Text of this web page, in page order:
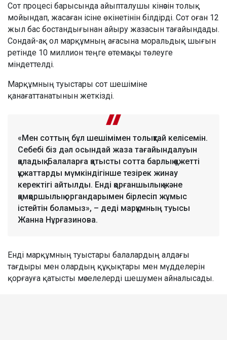
Сот процесі барысында айыпталушы кінәсін толық
мойындап, жасаған ісіне өкінетінін білдірді. Сот оған 12
жыл бас бостандығынан айыру жазасын тағайындады.
Сондай-ақ ол марқұмның ағасына моральдық шығын
ретінде 10 миллион теңге өтемақы төлеуге
міндеттелді.
Марқұмның туыстары сот шешіміне
қанағаттанатынын жеткізді.
«Мен соттың бұл шешімімен толықтай келісемін.
Себебі біз дәл осындай жаза тағайындалуын
қаладық. Балаларға қатысты сотта барлық қажетті
құжаттарды мүмкіндігінше тезірек жинау
керектігі айтылды. Енді қорғаншылық және
қамқоршылық органдарымен бірлесіп жұмыс
істейтін боламыз», – деді марқұмның туысы
Жанна Нұрғазинова.
Енді марқұмның туыстары балалардың алдағы
тағдыры мен олардың құқықтары мен мүдделерін
қорғауға қатысты мәселелерді шешумен айналысады.